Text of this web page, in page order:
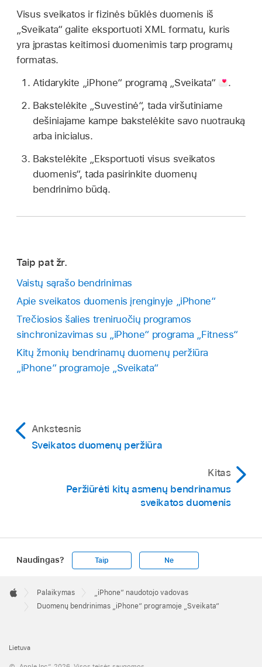
Visus sveikatos ir fizinės būklės duomenis iš
„Sveikata“ galite eksportuoti XML formatu, kuris
yra įprastas keitimosi duomenimis tarp programų
formatas.
Atidarykite „iPhone“ programą „Sveikata“
.
Bakstelėkite „Suvestinė“, tada viršutiniame
dešiniajame kampe bakstelėkite savo nuotrauką
arba inicialus.
Bakstelėkite „Eksportuoti visus sveikatos
duomenis“, tada pasirinkite duomenų
bendrinimo būdą.
Taip pat žr.
Vaistų sąrašo bendrinimas
Apie sveikatos duomenis įrenginyje „iPhone“
Trečiosios šalies treniruočių programos
sinchronizavimas su „iPhone“ programa „Fitness“
Kitų žmonių bendrinamų duomenų peržiūra
„iPhone“ programoje „Sveikata“
Ankstesnis
Sveikatos duomenų peržiūra
Kitas
Peržiūrėti kitų asmenų bendrinamus
sveikatos duomenis
Naudingas? Taip Ne
Footer

Apple
Palaikymas
„iPhone“ naudotojo vadovas
Duomenų bendrinimas „iPhone“ programoje „Sveikata“
Lietuva